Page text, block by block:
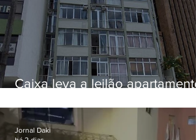
Caixa leva a leilão apartamento
Botafogo
Jornal Daki